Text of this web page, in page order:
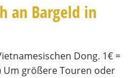
an Bargeld in
Dong. 1€ =
Um größere Touren oder